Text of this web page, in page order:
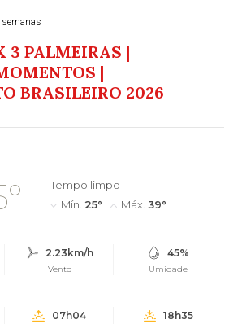
semanas
3 PALMEIRAS |
|
BRASILEIRO 2026
Tempo limpo
Mín. 25° Máx. 39°
2.23km/h
Vento
45%
Umidade
07h04 18h35